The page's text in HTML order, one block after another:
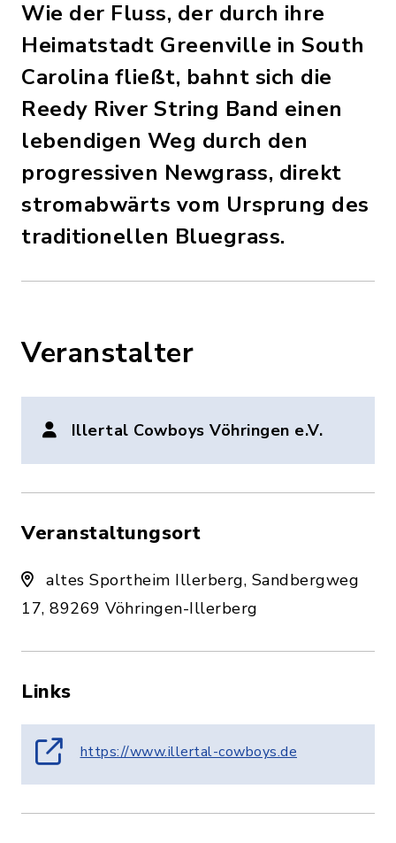
Wie der Fluss, der durch ihre
Heimatstadt Greenville in South
Carolina fließt, bahnt sich die
Reedy River String Band einen
lebendigen Weg durch den
progressiven Newgrass, direkt
stromabwärts vom Ursprung des
traditionellen Bluegrass.
Veranstalter
Illertal Cowboys Vöhringen e.V.
Veranstaltungsort
altes Sportheim Illerberg, Sandbergweg
17, 89269 Vöhringen-Illerberg
Links
https://www.illertal-cowboys.de